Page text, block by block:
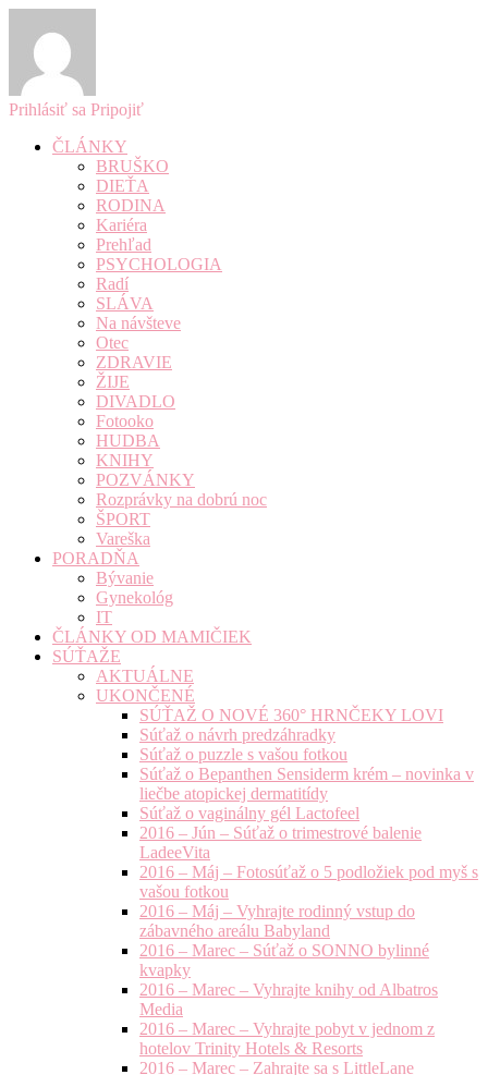
Prihlásiť sa Pripojiť
ČLÁNKY
BRUŠKO
DIEŤA
RODINA
Kariéra
Prehľad
PSYCHOLOGIA
Radí
SLÁVA
Na návšteve
Otec
ZDRAVIE
ŽIJE
DIVADLO
Fotooko
HUDBA
KNIHY
POZVÁNKY
Rozprávky na dobrú noc
ŠPORT
Vareška
PORADŇA
Bývanie
Gynekológ
IT
ČLÁNKY OD MAMIČIEK
SÚŤAŽE
AKTUÁLNE
UKONČENÉ
SÚŤAŽ O NOVÉ 360° HRNČEKY LOVI
Súťaž o návrh predzáhradky
Súťaž o puzzle s vašou fotkou
Súťaž o Bepanthen Sensiderm krém – novinka v
liečbe atopickej dermatitídy
Súťaž o vaginálny gél Lactofeel
2016 – Jún – Súťaž o trimestrové balenie
LadeeVita
2016 – Máj – Fotosúťaž o 5 podložiek pod myš s
vašou fotkou
2016 – Máj – Vyhrajte rodinný vstup do
zábavného areálu Babyland
2016 – Marec – Súťaž o SONNO bylinné
kvapky
2016 – Marec – Vyhrajte knihy od Albatros
Media
2016 – Marec – Vyhrajte pobyt v jednom z
hotelov Trinity Hotels & Resorts
2016 – Marec – Zahrajte sa s LittleLane